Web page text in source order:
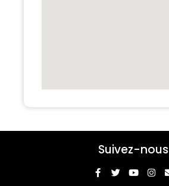
Suivez-nous